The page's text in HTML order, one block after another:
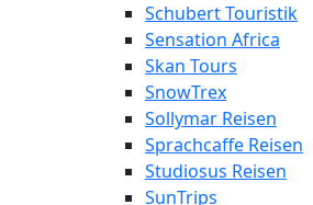
Schubert Touristik
Sensation Africa
Skan Tours
SnowTrex
Sollymar Reisen
Sprachcaffe Reisen
Studiosus Reisen
SunTrips